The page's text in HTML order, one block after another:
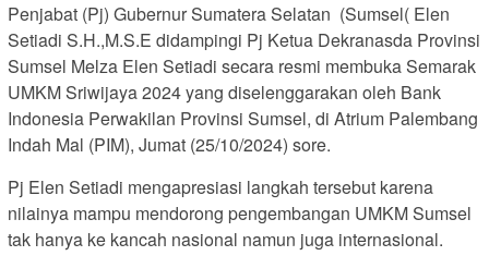
Penjabat (Pj) Gubernur Sumatera Selatan (Sumsel( Elen
Setiadi S.H.,M.S.E didampingi Pj Ketua Dekranasda Provinsi
Sumsel Melza Elen Setiadi secara resmi membuka Semarak
UMKM Sriwijaya 2024 yang diselenggarakan oleh Bank
Indonesia Perwakilan Provinsi Sumsel, di Atrium Palembang
Indah Mal (PIM), Jumat (25/10/2024) sore.
Pj Elen Setiadi mengapresiasi langkah tersebut karena
nilainya mampu mendorong pengembangan UMKM Sumsel
tak hanya ke kancah nasional namun juga internasional.